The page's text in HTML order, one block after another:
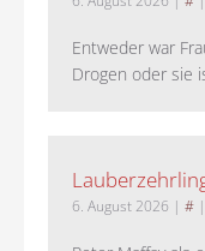
Entweder war
Drogen oder sie
6. August 2026 | #